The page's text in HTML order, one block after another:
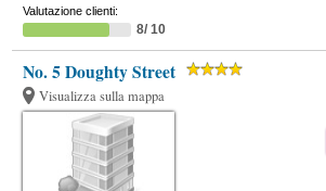
Valutazione clienti:
8/ 10
No. 5 Doughty Street
Visualizza sulla mappa